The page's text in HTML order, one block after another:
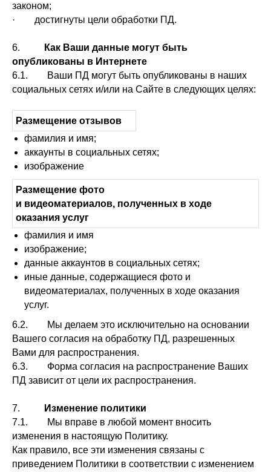
законом;
· достигнуты цели обработки ПД.
6.
Как Ваши данные могут быть
опубликованы в Интернете
6.1. Ваши ПД могут быть опубликованы в наших
социальных сетях и/или на Сайте в следующих целях:
Размещение отзывов
фамилия и имя;
аккаунты в социальных сетях;
изображение
Размещение фото
и видеоматериалов, полученных в ходе
оказания услуг
фамилия и имя
изображение;
данные аккаунтов в социальных сетях;
иные данные, содержащиеся фото и
видеоматериалах, полученных в ходе оказания
услуг.
6.2. Мы делаем это исключительно на основании
Вашего согласия на обработку ПД, разрешенных
Вами для распространения.
6.3. Форма согласия на распространение Ваших
ПД зависит от цели их распространения.
7.
Изменение политики
7.1. Мы вправе в любой момент вносить
изменения в настоящую Политику.
Как правило, все эти изменения связаны с
приведением Политики в соответствии с изменением